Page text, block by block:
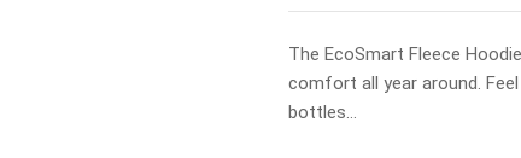
The EcoSmart Fleece
comfort all year around.
bottles…